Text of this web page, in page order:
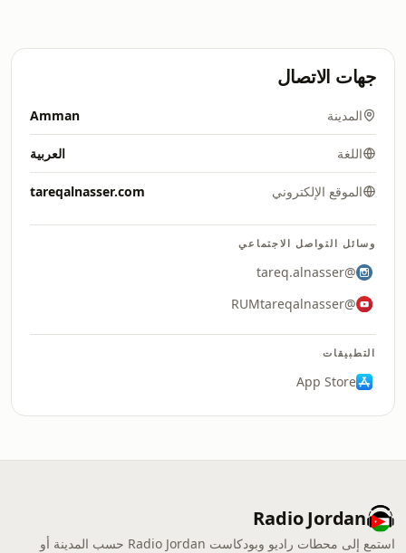
جهات الاتصال
المدينة Amman
اللغة العربية
الموقع الإلكتروني tareqalnasser.com
وسائل التواصل الاجتماعي
@tareq.alnasser
@RUMtareqalnasser
التطبيقات
App Store
Radio Jordan
استمع إلى محطات راديو وبودكاست Radio Jordan حسب المدينة أو